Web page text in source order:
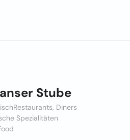
Stube
Restaurants, Diners
Spezialitäten